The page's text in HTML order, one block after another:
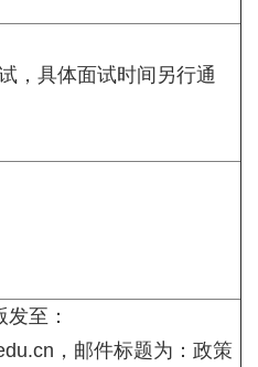
，具体面试时间另行通
至：
，邮件标题为：政策